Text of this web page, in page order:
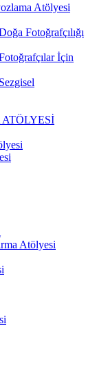
Atölyesi
Fotoğrafçılığı
İçin
Atölyesi